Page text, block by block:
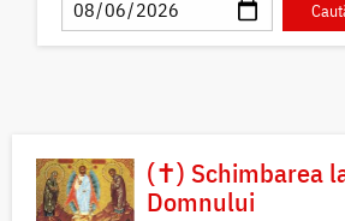
(✝) Schimbarea
Domnului